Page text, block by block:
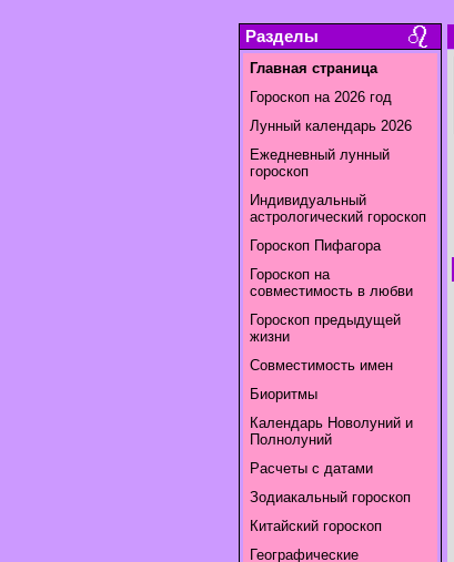
Разделы
Главная страница
Гороскоп на 2026 год
Лунный календарь 2026
Ежедневный лунный
гороскоп
Индивидуальный
астрологический гороскоп
Гороскоп Пифагора
Гороскоп на
совместимость в любви
Гороскоп предыдущей
жизни
Совместимость имен
Биоритмы
Календарь Новолуний и
Полнолуний
Расчеты с датами
Зодиакальный гороскоп
Китайский гороскоп
Географические